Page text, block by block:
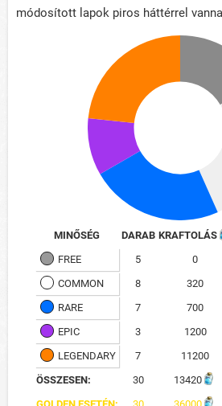
módosított lapok piros háttérrel
MINŐSÉG DARAB KRAFTOLÁS
FREE
5 0
COMMON
8 320
RARE
7 700
EPIC
3 1200
LEGENDARY
7 11200
ÖSSZESEN:
30 13420